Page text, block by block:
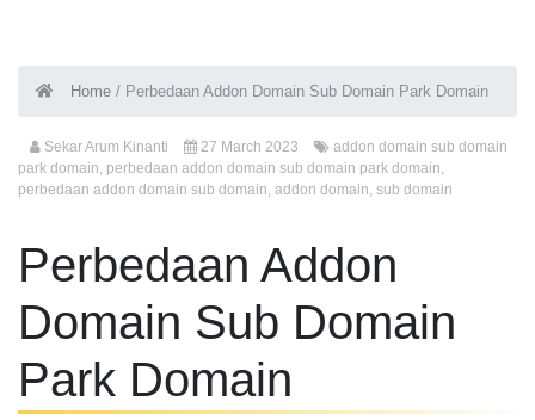
Home / Perbedaan Addon Domain Sub Domain Park Domain
Sekar Arum Kinanti 27 March 2023
addon domain sub domain
park domain, perbedaan addon domain sub domain park domain,
perbedaan addon domain sub domain, addon domain, sub domain
Perbedaan Addon
Domain Sub Domain
Park Domain